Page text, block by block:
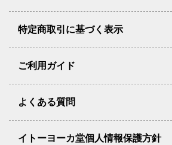
特定商取引に基づく表示
ご利用ガイド
よくある質問
イトーヨーカ堂個人情報保護方針